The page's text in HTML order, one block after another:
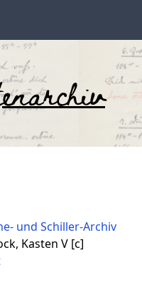
und Schiller-Archiv
Kasten V [c]